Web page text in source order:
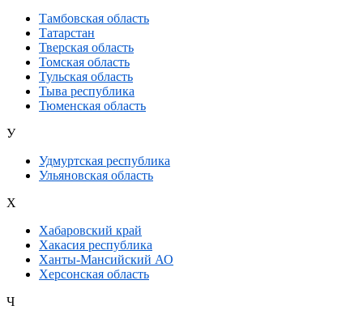
Тамбовская область
Татарстан
Тверская область
Томская область
Тульская область
Тыва республика
Тюменская область
У
Удмуртская республика
Ульяновская область
Х
Хабаровский край
Хакасия республика
Ханты-Мансийский АО
Херсонская область
Ч